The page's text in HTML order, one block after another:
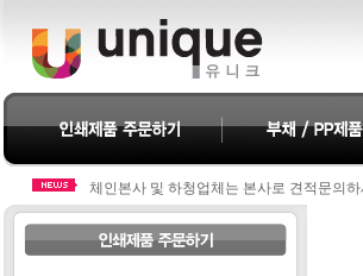
체인본사 및 하청업체는 본사로 견적문의
체인본사 및 하청업체는 본사로 견적문의하